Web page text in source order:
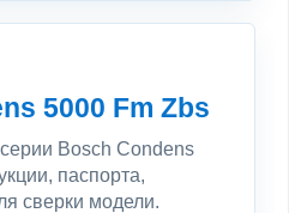
5000 Fm Zbs
Bosch Condens
паспорта,
сверки модели.